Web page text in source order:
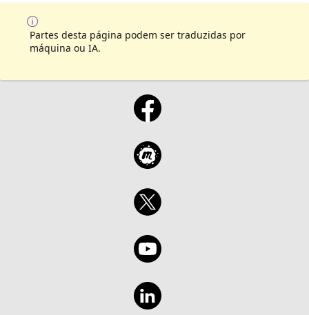
Partes desta página podem ser traduzidas por
máquina ou IA.